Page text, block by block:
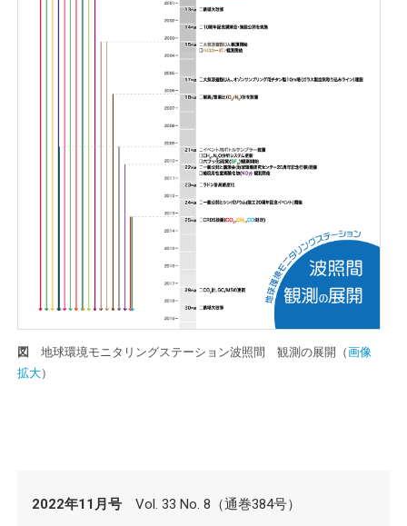
図 地球環境モニタリングステーション波照間 観測の展開（画像
拡大）
2022年11月号 Vol. 33 No. 8（通巻384号）